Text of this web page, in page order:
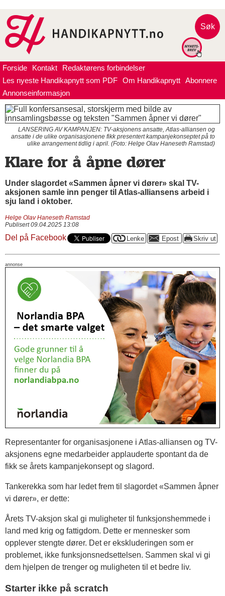
Søk
Forside Kontakt
Redaktørens forbindelser
Les nyeste Handikapnytt som PDF Om Handikapnytt Abonnere
Annonseinformasjon
LANSERING AV KAMPANJEN: TV-aksjonens ansatte, Atlas-alliansen og
ansatte i de ulike organisasjonene fikk presentert kampanjekonseptet på to
ulike arrangement tidlig i april. (Foto: Helge Olav Haneseth Ramstad)
Klare for å åpne dører
Under slagordet «Sammen åpner vi dører» skal TV-
aksjonen samle inn penger til Atlas-alliansens arbeid i
sju land i oktober.
Helge Olav Haneseth Ramstad
Publisert 09.04.2025 13:08
Del på Facebook
annonse
Representanter for organisasjonene i Atlas-alliansen og TV-
aksjonens egne medarbeider applauderte spontant da de
fikk se årets kampanjekonsept og slagord.
Tankerekka som har ledet frem til slagordet «Sammen åpner
vi dører», er dette:
Årets TV-aksjon skal gi muligheter til funksjonshemmede i
land med krig og fattigdom. Dette er mennesker som
opplever stengte dører. Det er ekskluderingen som er
problemet, ikke funksjonsnedsettelsen. Sammen skal vi gi
dem hjelpen de trenger og muligheten til et bedre liv.
Starter ikke på scratch